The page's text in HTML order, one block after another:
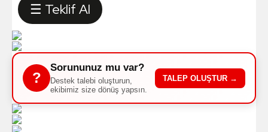
☰ Teklif Al
?
Sorununuz mu var?
Destek talebi oluşturun,
ekibimiz size dönüş yapsın.
TALEP OLUŞTUR →